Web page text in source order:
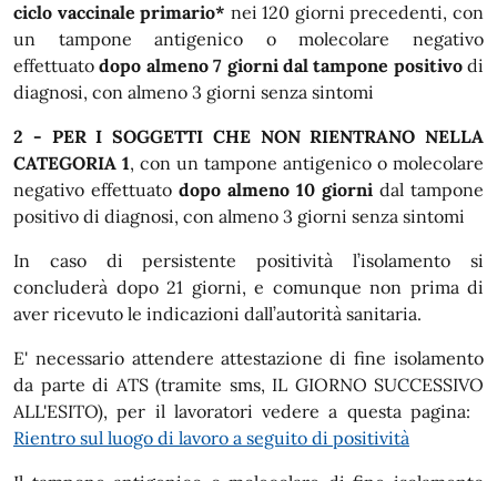
ciclo vaccinale primario* nei 120 giorni precedenti, con
un tampone antigenico o molecolare negativo
effettuatodopo almeno 7 giorni dal tampone positivodi
diagnosi, con almeno 3 giorni senza sintomi
2 - PER I SOGGETTI CHE NON RIENTRANO NELLA
CATEGORIA 1, con un tampone antigenico o molecolare
negativo effettuato dopo almeno 10 giorni dal tampone
positivo di diagnosi, con almeno 3 giorni senza sintomi
In caso di persistente positività l’isolamento si
concluderà dopo 21 giorni, e comunque non prima di
aver ricevuto le indicazioni dall’autorità sanitaria.
E' necessario attendere attestazione di fine isolamento
da parte di ATS (tramite sms, IL GIORNO SUCCESSIVO
ALL'ESITO), per il lavoratori vedere a questa pagina:
Rientro sul luogo di lavoro a seguito di positività